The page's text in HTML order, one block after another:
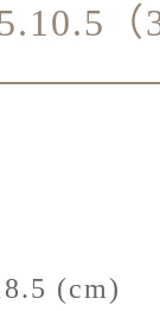
（3
(cm)